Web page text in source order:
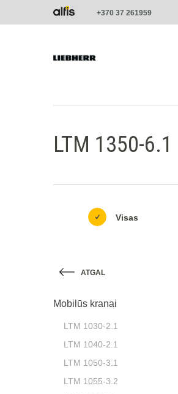
Paste this code as high in the of the
+370 37 261959
LTM 1350-6.1
Visas
ATGAL
Mobilūs kranai
LTM 1030-2.1
LTM 1040-2.1
LTM 1050-3.1
LTM 1055-3.2